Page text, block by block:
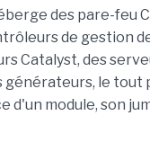
des pare-feu
de gestion
Catalyst, des
générateurs, le tout
d'un module, son